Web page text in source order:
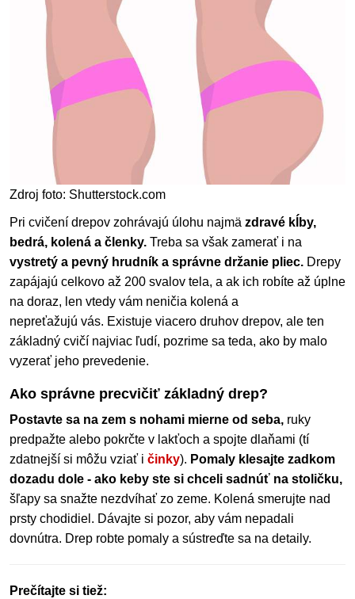
Zdroj foto: Shutterstock.com
Pri cvičení drepov zohrávajú úlohu najmä zdravé kĺby,
bedrá, kolená a členky. Treba sa však zamerať i na
vystretý a pevný hrudník a správne držanie pliec. Drepy
zapájajú celkovo až 200 svalov tela, a ak ich robíte až úplne
na doraz, len vtedy vám neničia kolená a
nepreťažujú vás. Existuje viacero druhov drepov, ale ten
základný cvičí najviac ľudí, pozrime sa teda, ako by malo
vyzerať jeho prevedenie.
Ako správne precvičiť základný drep?
Postavte sa na zem s nohami mierne od seba, ruky
predpažte alebo pokrčte v lakťoch a spojte dlaňami (tí
zdatnejší si môžu vziať i činky). Pomaly klesajte zadkom
dozadu dole - ako keby ste si chceli sadnúť na stoličku,
šľapy sa snažte nezdvíhať zo zeme. Kolená smerujte nad
prsty chodidiel. Dávajte si pozor, aby vám nepadali
dovnútra. Drep robte pomaly a sústreďte sa na detaily.
Prečítajte si tiež: